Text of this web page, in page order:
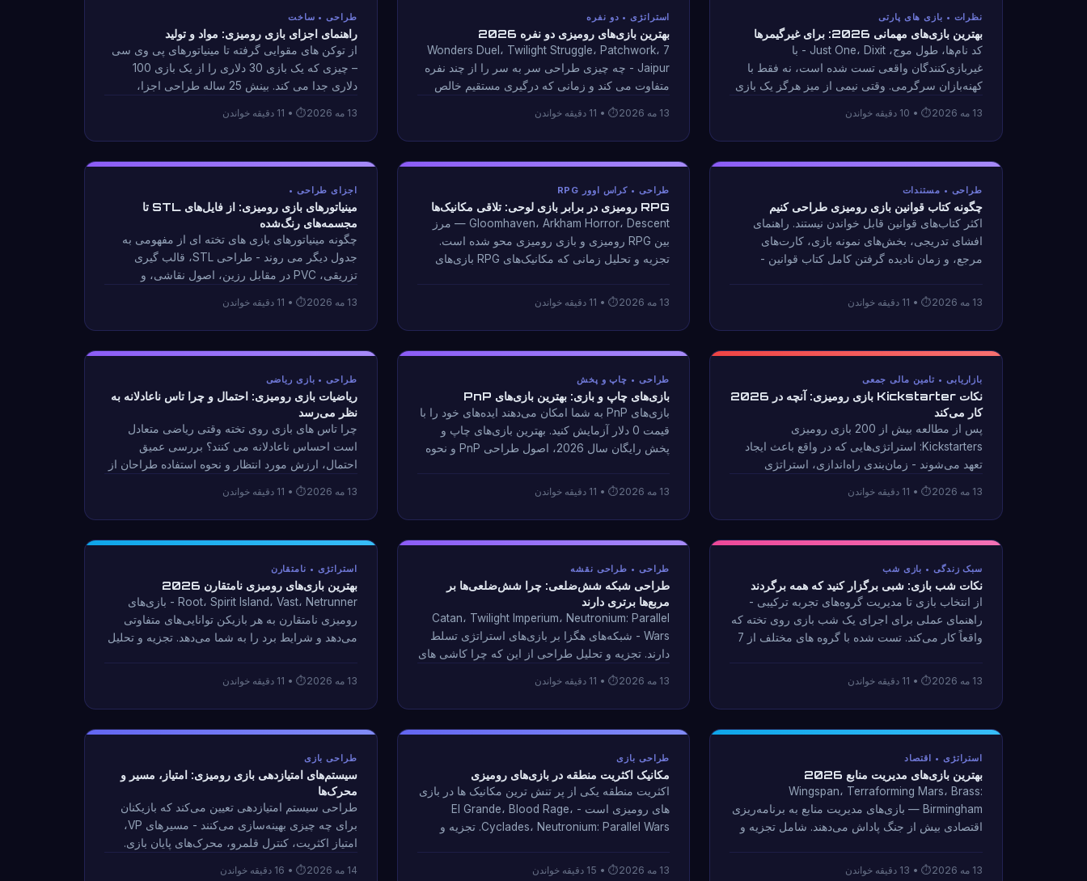
نظرات • بازی های پارتی
بهترین بازی‌های مهمانی 2026: برای غیرگیمرها
کد نام‌ها، طول موج، Just One، Dixit - با
غیربازی‌کنندگان واقعی تست شده است، نه فقط با
کهنه‌بازان سرگرمی. وقتی نیمی از میز هرگز یک بازی
13 مه 2026 • 10 دقیقه خواندن
استراتژی • دو نفره
بهترین بازی‌های رومیزی دو نفره 2026
7 Wonders Duel، Twilight Struggle، Patchwork،
Jaipur - چه چیزی طراحی سر به سر را از چند نفره
متفاوت می کند و زمانی که درگیری مستقیم خالص
13 مه 2026 • 11 دقیقه خواندن
طراحی • ساخت
راهنمای اجزای بازی رومیزی: مواد و تولید
از توکن های مقوایی گرفته تا مینیاتورهای پی وی سی
– چیزی که یک بازی 30 دلاری را از یک بازی 100
دلاری جدا می کند. بینش 25 ساله طراحی اجزا،
13 مه 2026 • 11 دقیقه خواندن
طراحی • مستندات
چگونه کتاب قوانین بازی رومیزی طراحی کنیم
اکثر کتاب‌های قوانین قابل خواندن نیستند. راهنمای
افشای تدریجی، بخش‌های نمونه بازی، کارت‌های
مرجع، و زمان نادیده گرفتن کامل کتاب قوانین -
13 مه 2026 • 11 دقیقه خواندن
طراحی • کراس اوور RPG
RPG رومیزی در برابر بازی لوحی: تلاقی مکانیک‌ها
Gloomhaven، Arkham Horror، Descent — مرز
بین RPG رومیزی و بازی رومیزی محو شده است.
تجزیه و تحلیل زمانی که مکانیک‌های RPG بازی‌های
کتاب قوانین نفخ می‌افزایند.
13 مه 2026 • 11 دقیقه خواندن
اجزای طراحی •
مینیاتورهای بازی رومیزی: از فایل‌های STL تا
مجسمه‌های رنگ‌شده
چگونه مینیاتورهای بازی های تخته ای از مفهومی به
جدول دیگر می روند - طراحی STL، قالب گیری
تزریقی، PVC در مقابل رزین، اصول نقاشی، و
قهرمان منحصر به فرد.
13 مه 2026 • 11 دقیقه خواندن
بازاریابی • تامین مالی جمعی
نکات Kickstarter بازی رومیزی: آنچه در 2026
کار می‌کند
پس از مطالعه بیش از 200 بازی رومیزی
Kickstarters: استراتژی‌هایی که در واقع باعث ایجاد
تعهد می‌شوند - زمان‌بندی راه‌اندازی، استراتژی
همه کمپین‌های شکست خورده اشتباه کردند.
13 مه 2026 • 11 دقیقه خواندن
طراحی • چاپ و پخش
بازی‌های چاپ و بازی: بهترین بازی‌های PnP
بازی‌های PnP به شما امکان می‌دهند ایده‌های خود را با
قیمت 0 دلار آزمایش کنید. بهترین بازی‌های چاپ و
پخش رایگان سال 2026، اصول طراحی PnP و نحوه
آزمایش پخش دیجیتال آشکار می‌کند.
13 مه 2026 • 11 دقیقه خواندن
طراحی • بازی ریاضی
ریاضیات بازی رومیزی: احتمال و چرا تاس ناعادلانه به
نظر می‌رسد
چرا تاس های بازی روی تخته وقتی ریاضی متعادل
است احساس ناعادلانه می کنند؟ بررسی عمیق
احتمال، ارزش مورد انتظار و نحوه استفاده طراحان از
13 مه 2026 • 11 دقیقه خواندن
سبک زندگی • بازی شب
نکات شب بازی: شبی برگزار کنید که همه برگردند
از انتخاب بازی تا مدیریت گروه‌های تجربه ترکیبی -
راهنمای عملی برای اجرای یک شب بازی روی تخته که
واقعاً کار می‌کند. تست شده با گروه های مختلف از 7
13 مه 2026 • 11 دقیقه خواندن
طراحی • طراحی نقشه
طراحی شبکه شش‌ضلعی: چرا شش‌ضلعی‌ها بر
مربع‌ها برتری دارند
Catan، Twilight Imperium، Neutronium: Parallel
Wars - شبکه‌های هگزا بر بازی‌های استراتژی تسلط
دارند. تجزیه و تحلیل طراحی از این که چرا کاشی های
شبکه های مربعی ایجاد می کنند.
13 مه 2026 • 11 دقیقه خواندن
استراتژی • نامتقارن
بهترین بازی‌های رومیزی نامتقارن 2026
Root، Spirit Island، Vast، Netrunner - بازی‌های
رومیزی نامتقارن به هر بازیکن توانایی‌های متفاوتی
می‌دهد و شرایط برد را به شما می‌دهد. تجزیه و تحلیل
تعادل ناعادلانه می شود.
13 مه 2026 • 11 دقیقه خواندن
استراتژی • اقتصاد
بهترین بازی‌های مدیریت منابع 2026
Wingspan، Terraforming Mars، Brass:
Birmingham — بازی‌های مدیریت منابع به برنامه‌ریزی
اقتصادی بیش از جنگ پاداش می‌دهند. شامل تجزیه و
13 مه 2026 • 13 دقیقه خواندن
طراحی بازی
مکانیک اکثریت منطقه در بازی‌های رومیزی
اکثریت منطقه یکی از پر تنش ترین مکانیک ها در بازی
های رومیزی است - El Grande، Blood Rage،
Cyclades، Neutronium: Parallel Wars. تجزیه و
نیاز به حذف مستقیم.
13 مه 2026 • 15 دقیقه خواندن
طراحی بازی
سیستم‌های امتیازدهی بازی رومیزی: امتیاز، مسیر و
محرک‌ها
طراحی سیستم امتیازدهی تعیین می‌کند که بازیکنان
برای چه چیزی بهینه‌سازی می‌کنند - مسیرهای VP،
امتیاز اکثریت، کنترل قلمرو، محرک‌های پایان بازی.
حرکت اول به امتیاز.
14 مه 2026 • 16 دقیقه خواندن